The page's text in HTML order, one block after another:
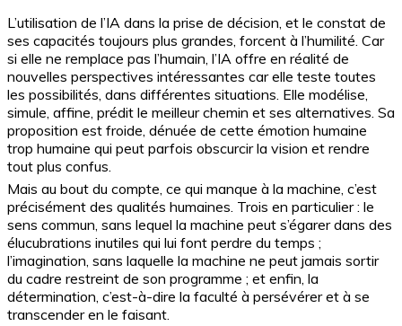
L’utilisation de l’IA dans la prise de décision, et le constat de
ses capacités toujours plus grandes, forcent à l’humilité. Car
si elle ne remplace pas l’humain, l’IA offre en réalité de
nouvelles perspectives intéressantes car elle teste toutes
les possibilités, dans différentes situations. Elle modélise,
simule, affine, prédit le meilleur chemin et ses alternatives. Sa
proposition est froide, dénuée de cette émotion humaine
trop humaine qui peut parfois obscurcir la vision et rendre
tout plus confus.
Mais au bout du compte, ce qui manque à la machine, c’est
précisément des qualités humaines. Trois en particulier : le
sens commun, sans lequel la machine peut s’égarer dans des
élucubrations inutiles qui lui font perdre du temps ;
l’imagination, sans laquelle la machine ne peut jamais sortir
du cadre restreint de son programme ; et enfin, la
détermination, c’est-à-dire la faculté à persévérer et à se
transcender en le faisant.